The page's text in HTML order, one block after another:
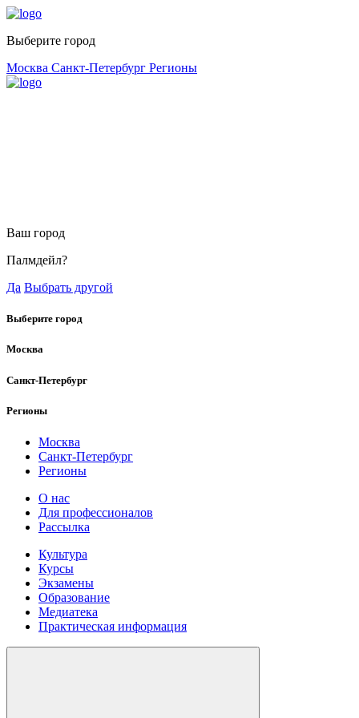
Выберите город
Москва Санкт-Петербург Регионы
Ваш город
Палмдейл?
Да Выбрать другой
Выберите город
Москва
Санкт-Петербург
Регионы
Москва
Санкт-Петербург
Регионы
О нас
Для профессионалов
Рассылка
Культура
Курсы
Экзамены
Образование
Медиатека
Практическая информация